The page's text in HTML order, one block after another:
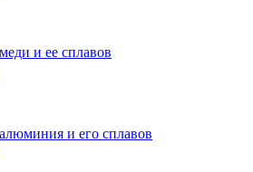
и ее сплавов
и его сплавов